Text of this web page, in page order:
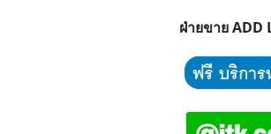
ฝ่ายขาย ADD